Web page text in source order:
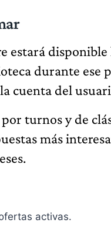
estará disponible
durante ese
cuenta del
turnos y de
más
activas.